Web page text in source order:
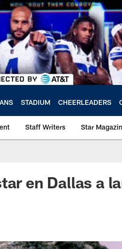
STADIUM CHEERLEADERS
Staff Writers Star
en Dallas a